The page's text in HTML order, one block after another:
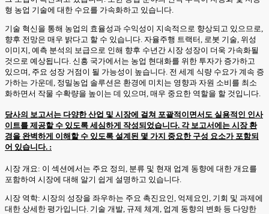
형 농업 기술에 대한 수요를 가속화하고 있습니다.
기술 혁신을 통해 농업의 효율성과 수익성이 지속적으로 향상되고 있으므로,
향후 전망은 매우 밝다고 할 수 있습니다. 자율주행 트랙터, 로봇 기술, 위성
이미지, 예측 분석의 보급으로 인해 향후 수년간 시장 성장이 더욱 가속화될
것으로 예상됩니다. 신흥 국가에서는 농업 현대화를 위한 투자가 증가하고
있으며, 주요 성장 거점이 될 가능성이 높습니다. 전 세계 식량 수요가 계속 증
가하는 가운데, 정밀농업 솔루션은 환경에 미치는 영향과 자원 소비를 최소
화하면서 작물 수확량을 높이는 데 있으며, 매우 중요한 역할을 할 것입니다.
당사의 보고서는 다양한 산업 및 시장에 걸쳐 포괄적이면서도 실용적인 인사
이트를 제공할 수 있도록 세심하게 작성되었습니다. 각 보고서에는 시장 환
경을 완벽하게 이해할 수 있도록 설계된 몇 가지 중요한 구성 요소가 포함되
어 있습니다. :
시장 개요: 이 섹션에서는 주요 정의, 분류 및 현재 업계 동향에 대한 개요를
포함하여 시장에 대해 알기 쉽게 설명하고 있습니다.
시장 역학: 시장의 성장을 좌우하는 주요 촉진요인, 억제요인, 기회 및 과제에
대한 상세한 평가입니다. 기술 개발, 규제 체계, 업계 동향의 변화 등 다양한